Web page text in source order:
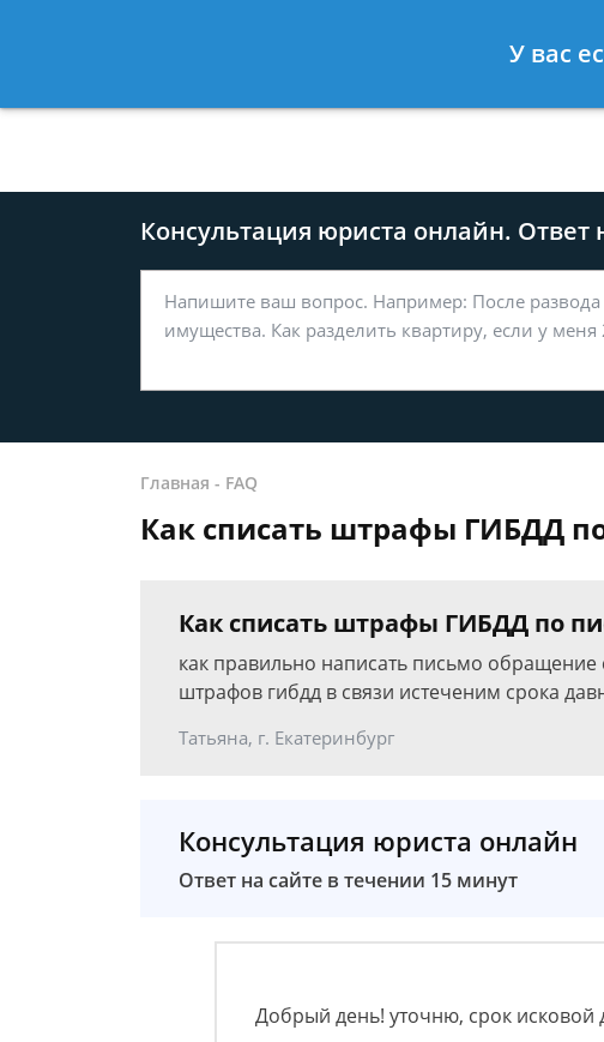
8 812 509-27-47
Консультация юриста онлайн. Ответ
Главная - FAQ
Как списать штрафы ГИБДД
Как списать штрафы ГИБДД по
как правильно написать письмо
штрафов гибдд в связи истеченим срока
Татьяна, г. Екатеринбург
Консультация юриста онлайн
Ответ на сайте в течении 15 минут
Добрый день! уточню, срок исковой
У вас